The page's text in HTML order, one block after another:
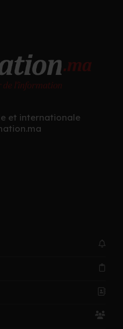
et internationale